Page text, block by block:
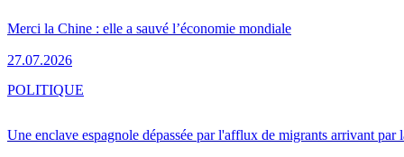
Merci la Chine : elle a sauvé l’économie mondiale
27.07.2026
Une enclave espagnole dépassée par l'afflux de migrants arrivant par
POLITIQUE